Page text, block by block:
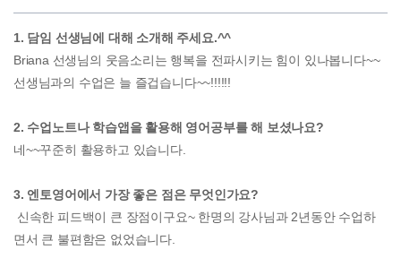
1. 담임 선생님에 대해 소개해 주세요.^^
Briana 선생님의 웃음소리는 행복을 전파시키는 힘이 있나봅니다~~
선생님과의 수업은 늘 즐겁습니다~~!!!!!!
2. 수업노트나 학습앱을 활용해 영어공부를 해 보셨나요?
네~~꾸준히 활용하고 있습니다.
3. 엔토영어에서 가장 좋은 점은 무엇인가요?
신속한 피드백이 큰 장점이구요~ 한명의 강사님과 2년동안 수업하
면서 큰 불편함은 없었습니다.